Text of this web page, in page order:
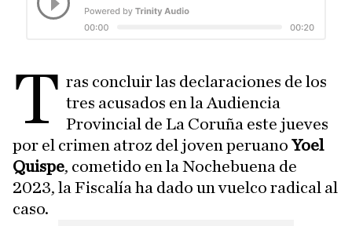
T ras concluir las declaraciones de los
tres acusados en la Audiencia
Provincial de La Coruña este jueves
por el crimen atroz del joven peruano Yoel
Quispe, cometido en la Nochebuena de
2023, la Fiscalía ha dado un vuelco radical al
caso.